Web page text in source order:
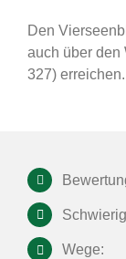
Den
auch über den
327) erreichen.
Wege: